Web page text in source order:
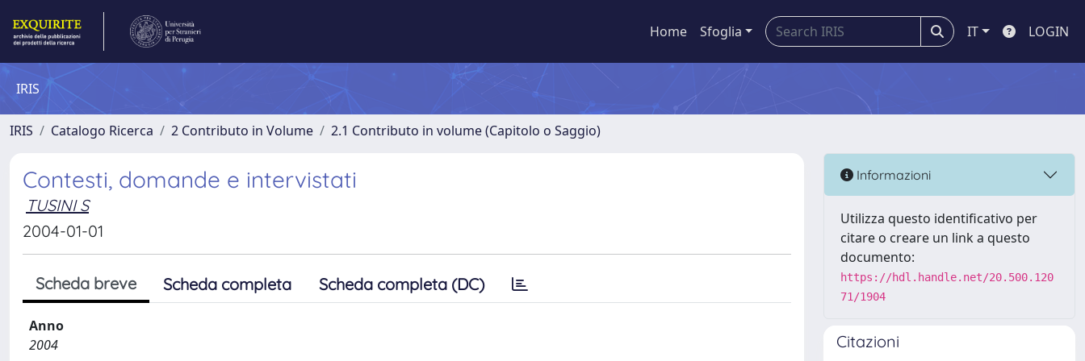
Home Sfoglia IT LOGIN
IRIS
IRIS Catalogo Ricerca 2 Contributo in Volume 2.1 Contributo in volume (Capitolo o Saggio)
Contesti, domande e intervistati
TUSINI S
2004-01-01
Scheda breve Scheda completa Scheda completa (DC)
Anno
2004
Informazioni
Utilizza questo identificativo per
citare o creare un link a questo
documento:
https://hdl.handle.net/20.500.120
71/1904
Citazioni